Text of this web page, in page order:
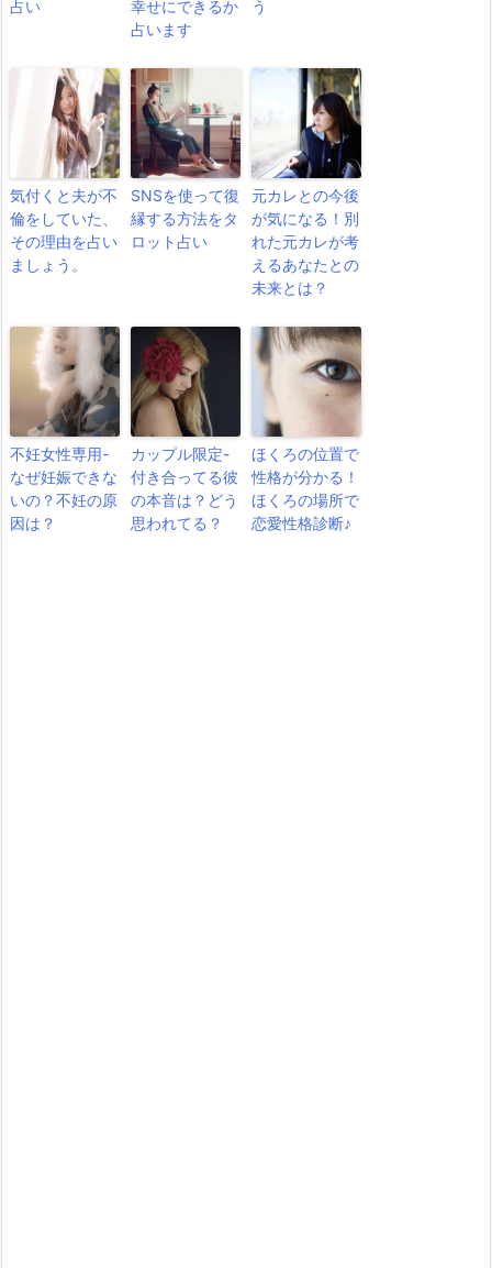
占い
幸せにできるか
占います
う
気付くと夫が不
倫をしていた、
その理由を占い
ましょう。
SNSを使って復
縁する方法をタ
ロット占い
元カレとの今後
が気になる！別
れた元カレが考
えるあなたとの
未来とは？
不妊女性専用-
なぜ妊娠できな
いの？不妊の原
因は？
カップル限定-
付き合ってる彼
の本音は？どう
思われてる？
ほくろの位置で
性格が分かる！
ほくろの場所で
恋愛性格診断♪